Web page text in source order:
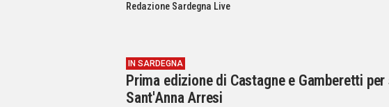
Redazione Sardegna Live
IN SARDEGNA
Prima edizione di Castagne e Gamberetti
Sant'Anna Arresi